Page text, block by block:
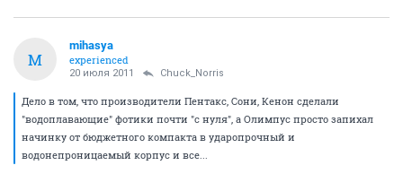
M
mihasya
experienced
20 июля 2011 Chuck_Norris
Дело в том, что производители Пентакс, Сони, Кенон сделали
"водоплавающие" фотики почти "с нуля", а Олимпус просто запихал
начинку от бюджетного компакта в ударопрочный и
водонепроницаемый корпус и все...